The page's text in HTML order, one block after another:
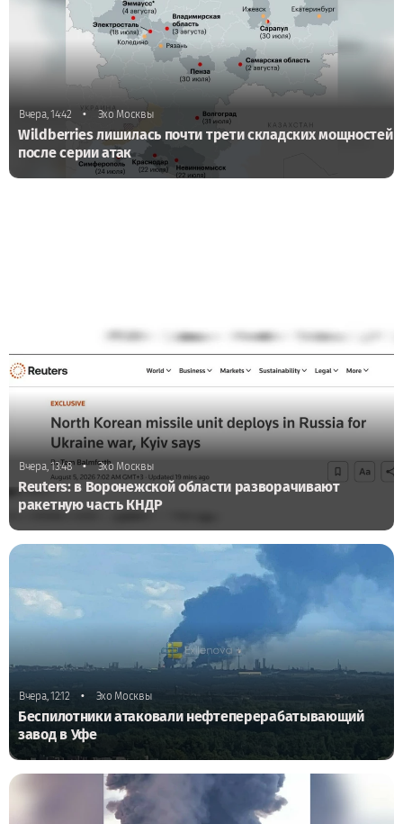
Вчера, 14:42 • Эхо Москвы
Wildberries лишилась почти трети складских мощностей
после серии атак
Вчера, 13:48 • Эхо Москвы
Reuters: в Воронежской области разворачивают
ракетную часть КНДР
Вчера, 12:12 • Эхо Москвы
Беспилотники атаковали нефтеперерабатывающий
завод в Уфе